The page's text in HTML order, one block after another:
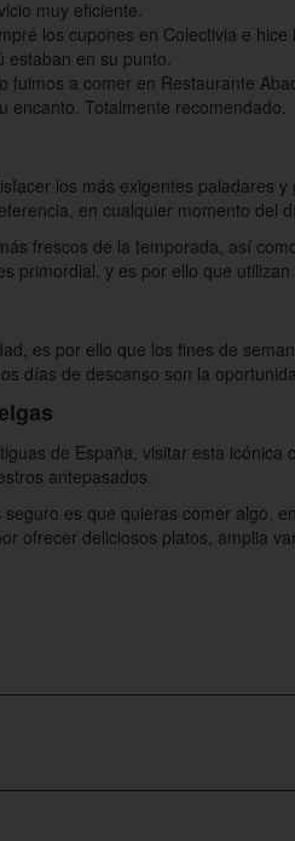
muy eficiente.
los cupones en Colectivia e
estaban en su punto.
fuimos a comer en Restaurante
encanto. Totalmente recomendado.
los más exigentes paladares
en cualquier momento del
frescos de la temporada, así
primordial, y es por ello que
es por ello que los fines de
días de descanso son la
de España, visitar esta
antepasados.
es que quieras comer algo,
ofrecer deliciosos platos, amplia
Su teléfono es el 947 206 326 a